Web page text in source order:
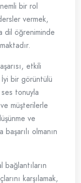
bir rol
vermek,
dil öğreniminde
etkili
bir görüntülü
tonuyla
müşterilerle
ve
olmanın
karşılamak,